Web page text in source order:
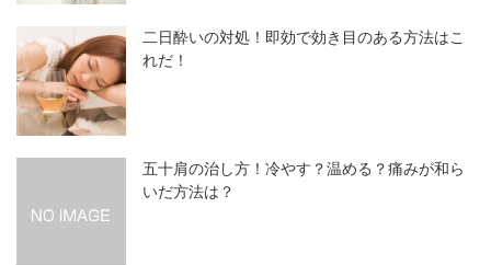
二日酔いの対処！即効で効き目のある方法はこ
れだ！
五十肩の治し方！冷やす？温める？痛みが和ら
いだ方法は？